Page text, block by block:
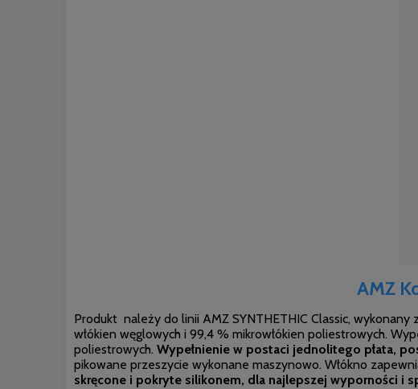
AMZ
Produkt należy do linii AMZ SYNTHETHIC Classic, wykonany
włókien węglowych i 99,4 % mikrowłókien poliestrowych.
poliestrowych. Wypełnienie w postaci jednolitego płata,
pikowane przeszycie wykonane maszynowo. Włókno
skręcone i pokryte silikonem, dla najlepszej wyporności i